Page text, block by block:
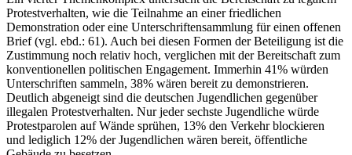
Protestverhalten, wie die Teilnahme an einer friedlichen
Demonstration oder eine Unterschriftensammlung für einen offenen
Brief (vgl. ebd.: 61). Auch bei diesen Formen der Beteiligung ist die
Zustimmung noch relativ hoch, verglichen mit der Bereitschaft zum
konventionellen politischen Engagement. Immerhin 41% würden
Unterschriften sammeln, 38% wären bereit zu demonstrieren.
Deutlich abgeneigt sind die deutschen Jugendlichen gegenüber
illegalen Protestverhalten. Nur jeder sechste Jugendliche würde
Protestparolen auf Wände sprühen, 13% den Verkehr blockieren
und lediglich 12% der Jugendlichen wären bereit, öffentliche